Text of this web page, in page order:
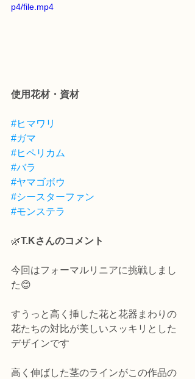
p4/file.mp4
使用花材・資材
#ヒマワリ
#ガマ
#ヒペリカム
#バラ
#ヤマゴボウ
#シースターファン
#モンステラ
🌿T.Kさんのコメント
今回はフォーマルリニアに挑戦しまし
た😊
すうっと高く挿した花と花器まわりの
花たちの対比が美しいスッキリとした
デザインです
高く伸ばした茎のラインがこの作品の